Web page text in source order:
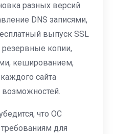
разных версий
DNS записями,
выпуск SSL
резервные копии,
кешированием,
сайта
возможностей.
что ОС
требованиям для